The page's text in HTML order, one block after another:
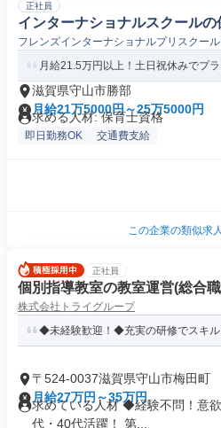
正社員
インターナショナルスクールの
フレンズインターナショナルプリスクー
月給21.5万円以上！土日祝休みでプ
滋賀県守山市勝部
月給21万5000円～25万5000円
求める人材: 保育士資格
即日勤務OK 交通費支給
この企業の類似求
正社員
個別指導教室の教室運営(総合
株式会社トライグループ
◆未経験歓迎！◆充実の研修でスキ
〒524-0037滋賀県守山市梅田町
月給27万円～35万円
求めている人材 ◆経験不問！意
代・40代活躍！ 第...